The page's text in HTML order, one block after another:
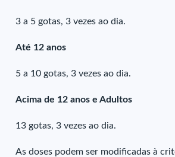
3 a 5 gotas, 3 vezes ao dia.
Até 12 anos
5 a 10 gotas, 3 vezes ao dia.
Acima de 12 anos e Adultos
13 gotas, 3 vezes ao dia.
As doses podem ser modificadas à